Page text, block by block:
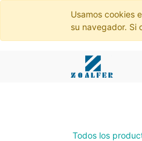
Usamos cookies
su navegador. Si
Todos los